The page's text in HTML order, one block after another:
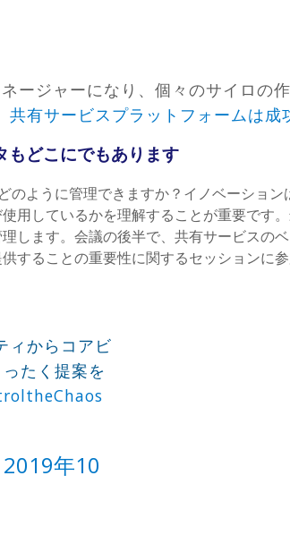
ージャーになり、個々のサイロの
共有サービスプラットフォームは成
もどこにでもあります
ように管理できますか？イノベーショ
用しているかを理解することが重要です
します。会議の後半で、共有サービスの
することの重要性に関するセッションに参
ィからコアビ
たく提案を
2019年10